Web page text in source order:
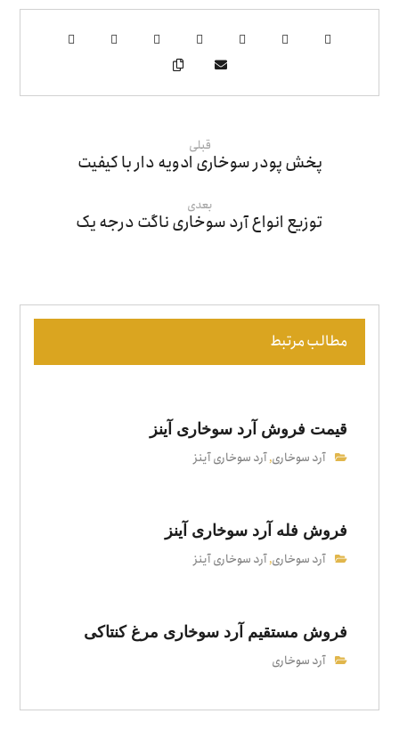
قبلی
پخش پودر سوخاری ادویه دار با کیفیت
بعدی
توزیع انواع آرد سوخاری ناگت درجه یک
مطالب مرتبط
قیمت فروش آرد سوخاری آینز
آرد سوخاری,آرد سوخاری آینز
فروش فله آرد سوخاری آینز
آرد سوخاری,آرد سوخاری آینز
فروش مستقیم آرد سوخاری مرغ کنتاکی
آرد سوخاری